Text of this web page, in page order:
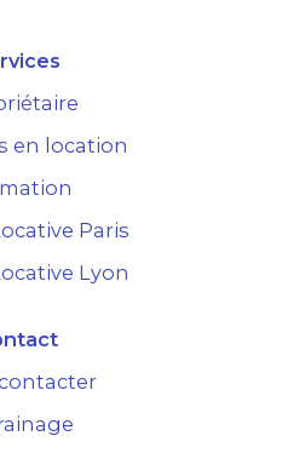
en location
Paris
Lyon